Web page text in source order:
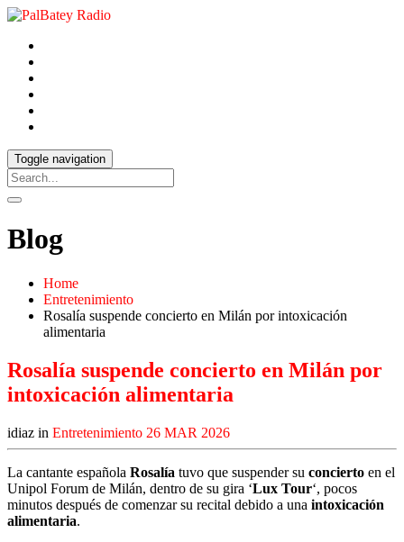
Toggle navigation
Blog
Home
Entretenimiento
Rosalía suspende concierto en Milán por intoxicación
alimentaria
Rosalía suspende concierto en Milán por
intoxicación alimentaria
idiaz in Entretenimiento 26 MAR 2026
La cantante española Rosalía tuvo que suspender su concierto en el
Unipol Forum de Milán, dentro de su gira ‘Lux Tour‘, pocos
minutos después de comenzar su recital debido a una intoxicación
alimentaria.